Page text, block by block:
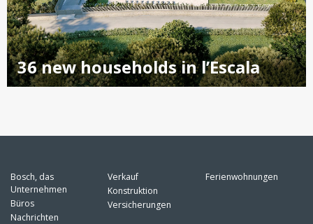
36 new households in l’Escala
Bosch, das
Unternehmen
Büros
Nachrichten
Verkauf
Konstruktion
Versicherungen
Ferienwohnungen